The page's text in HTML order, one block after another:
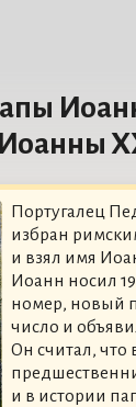
Португалец
избран
и взял имя
Иоанн носил
номер, новый
число и
Он считал, что
и в истории